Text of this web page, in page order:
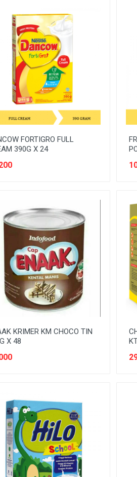
FORTIGRO FULL
390G X 24
KRIMER KM CHOCO TIN
X 48